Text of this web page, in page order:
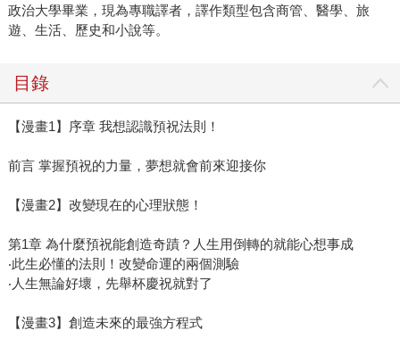
政治大學畢業，現為專職譯者，譯作類型包含商管、醫學、旅
遊、生活、歷史和小說等。
目錄
【漫畫1】序章 我想認識預祝法則！
前言 掌握預祝的力量，夢想就會前來迎接你
【漫畫2】改變現在的心理狀態！
第1章 為什麼預祝能創造奇蹟？人生用倒轉的就能心想事成
‧此生必懂的法則！改變命運的兩個測驗
‧人生無論好壞，先舉杯慶祝就對了
【漫畫3】創造未來的最強方程式